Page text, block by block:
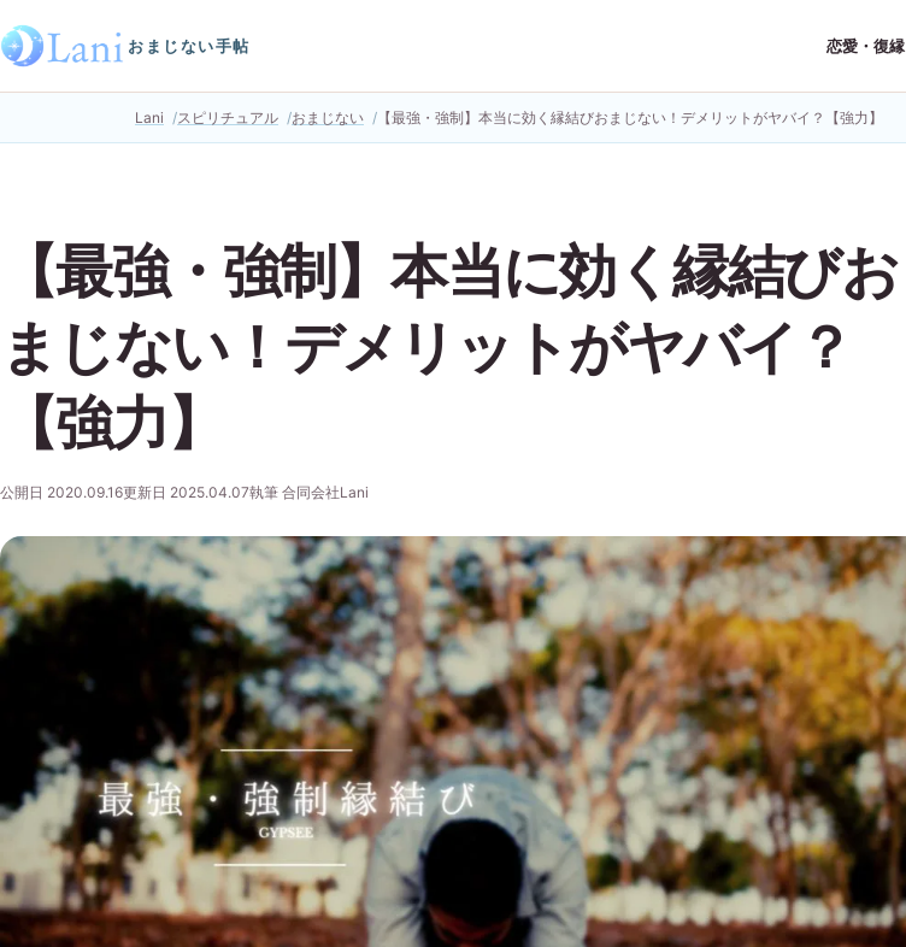
おまじない手帖 恋愛・復縁
Lani スピリチュアル おまじない 【最強・強制】本当に効く縁結びおまじない！デメリットがヤバイ？【強力】
【最強・強制】本当に効く縁結びお
まじない！デメリットがヤバイ？
【強力】
公開日 2020.09.16更新日 2025.04.07執筆 合同会社Lani